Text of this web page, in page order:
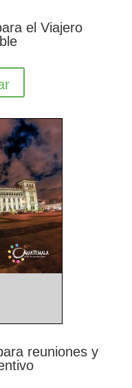
el Viajero
reuniones y